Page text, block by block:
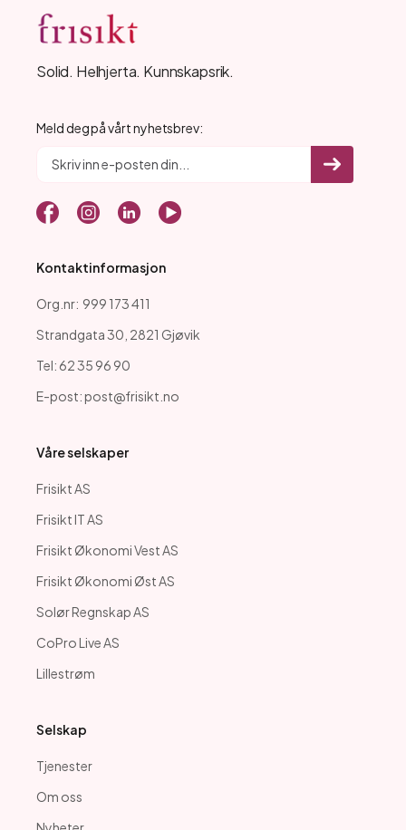
Solid. Helhjerta. Kunnskapsrik.
Meld deg på vårt nyhetsbrev:
Kontaktinformasjon
Org.nr: 999 173 411
Strandgata 30, 2821 Gjøvik
Tel: 62 35 96 90
E-post: post@frisikt.no
Våre selskaper
Frisikt AS
Frisikt IT AS
Frisikt Økonomi Vest AS
Frisikt Økonomi Øst AS
Solør Regnskap AS
CoPro Live AS
Lillestrøm
Selskap
Tjenester
Om oss